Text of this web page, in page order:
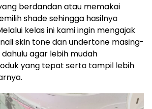
berdandan atau memakai
shade sehingga hasilnya
kelas ini kami ingin mengajak
skin tone dan undertone masing-
agar lebih mudah
yang tepat serta tampil lebih